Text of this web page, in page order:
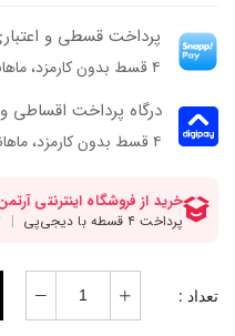
پرداخت قسطی و
۴ قسط بدون کارمزد، ماهانه ۲٬۳۰۰٬۹۰۰ تومان
درگاه پرداخت اقساطی
۴ قسط بدون کارمزد، ماهانه 2,300,900 تومان
تعداد :